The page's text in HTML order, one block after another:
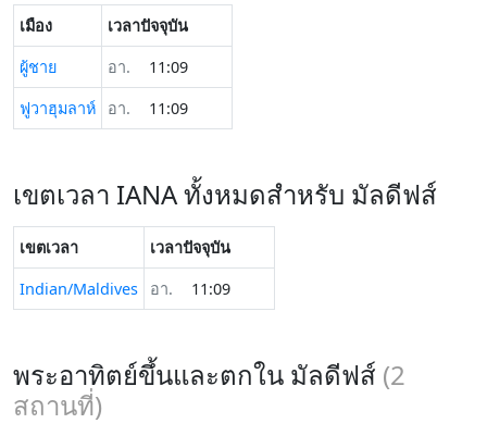
เมือง
เวลาปัจจุบัน
ผู้ชาย
อา.
11:09
ฟูวาฮุมลาห์
อา. 11:09
เขตเวลา IANA ทั้งหมดสำหรับ มัลดีฟส์
เขตเวลา
เวลาปัจจุบัน
Indian/Maldives
อา. 11:09
พระอาทิตย์ขึ้นและตกใน มัลดีฟส์ (2
สถานที่)